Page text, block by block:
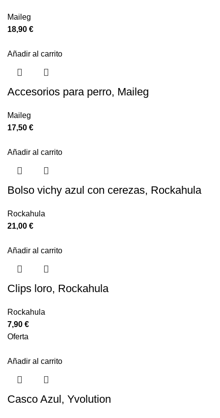
Maileg
18,90 €
Añadir al carrito
Accesorios para perro, Maileg
Maileg
17,50 €
Añadir al carrito
Bolso vichy azul con cerezas, Rockahula
Rockahula
21,00 €
Añadir al carrito
Clips loro, Rockahula
Rockahula
7,90 €
Oferta
Añadir al carrito
Casco Azul, Yvolution